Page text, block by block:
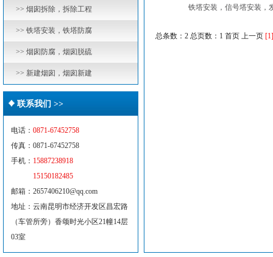
>> 烟囱拆除，拆除工程
>> 铁塔安装，铁塔防腐
>> 烟囱防腐，烟囱脱硫
>> 新建烟囱，烟囱新建
联系我们 >>
电话： 0871-67452758
传真：0871-67452758
手机： 15887238918
15150182485
邮箱：2657406210@qq.com
地址：云南昆明市经济开发区昌宏路
（车管所旁）香颂时光小区21幢14层
03室
铁塔安装，信号塔安装，
总条数：2 总页数：1 首页 上一页 [1]